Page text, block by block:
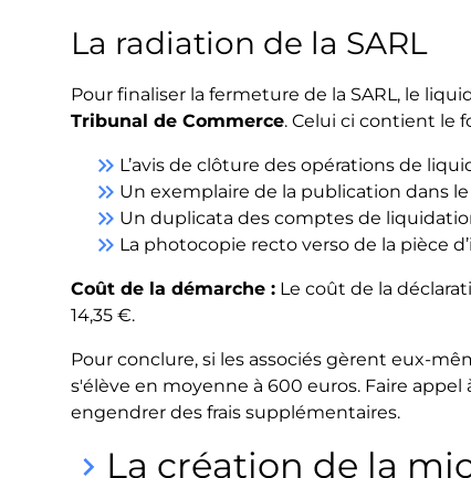
La radiation de la SARL
Pour finaliser la fermeture de la SARL, le
Tribunal de Commerce. Celui ci contient le
keyboard_double_arrow_right L’avis de clôture des opérations de
keyboard_double_arrow_right Un exemplaire de la publication dans
keyboard_double_arrow_right Un duplicata des comptes de
keyboard_double_arrow_right La photocopie recto verso de la pièce
Coût de la démarche : Le coût de la
14,35 €.
Pour conclure, si les associés gèrent eux-
s'élève en moyenne à 600 euros. Faire
engendrer des frais supplémentaires.
keyboard_arrow_right La création de la